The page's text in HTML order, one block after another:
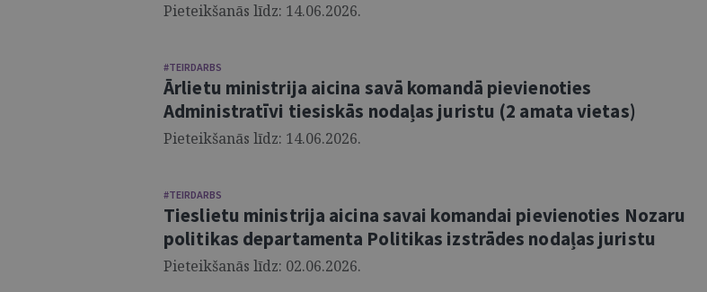
Pieteikšanās līdz: 14.06.2026.
#TEIRDARBS
Ārlietu ministrija aicina savā komandā pievienoties
Administratīvi tiesiskās nodaļas juristu (2 amata vietas)
Pieteikšanās līdz: 14.06.2026.
#TEIRDARBS
Tieslietu ministrija aicina savai komandai pievienoties Nozaru
politikas departamenta Politikas izstrādes nodaļas juristu
Pieteikšanās līdz: 02.06.2026.